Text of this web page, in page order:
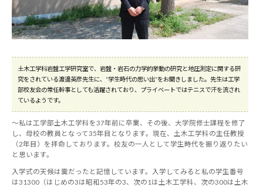
土木工学科岩盤工学研究室で、岩盤・岩石の力学的挙動の研究と地圧測定に関する研
究をされている渡邊英彦先生に、“学生時代の思い出”をお聞きしました。先生は工学
部校友会の常任幹事としても活躍されており、プライベートではテニスで汗を流され
ているようです。
～私は工学部土木工学科を37年前に卒業、その後、大学院修士課程を修了
し、母校の教員となって35年目となります。現在、土木工学科の主任教授
（2年目）を拝命しております。校友の一人として学生時代を振り返りたい
と思います。
入学式の天候は霙だったと記憶しています。入学してみると私の学生番号
は31300（はじめの3は昭和53年の3、次の1は土木工学科、次の300は土木